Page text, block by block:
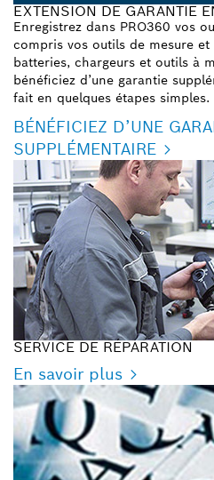
EXTENSION DE GARANTIE
Enregistrez dans PRO360 vos
compris vos outils de mesure
batteries, chargeurs et outils à
bénéficiez d’une garantie
fait en quelques étapes simples.
BÉNÉFICIEZ D’UNE
SUPPLÉMENTAIRE
SERVICE DE RÉPARATION
En savoir plus